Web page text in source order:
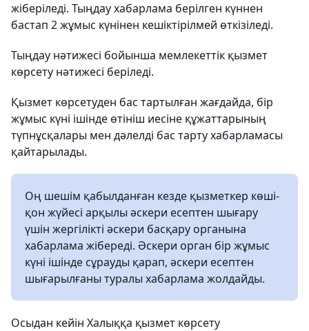
жіберіледі. Тыңдау хабарлама берілген күннен
бастап 2 жұмыс күнінен кешіктірілмей өткізіледі.
Тыңдау нәтижесі бойынша мемлекеттік қызмет
көрсету нәтижесі беріледі.
Қызмет көрсетуден бас тартылған жағдайда, бір
жұмыс күні ішінде өтініш иесіне құжаттарының
түпнұсқалары мен дәлелді бас тарту хабарламасы
қайтарылады.
Оң шешім қабылданған кезде қызметкер көші-
қон жүйесі арқылы әскери есептен шығару
үшін жергілікті әскери басқару органына
хабарлама жібереді. Әскери орган бір жұмыс
күні ішінде сұрауды қарап, әскери есептен
шығарылғаны туралы хабарлама жолдайды.
Осыдан кейін Халыққа қызмет көрсету